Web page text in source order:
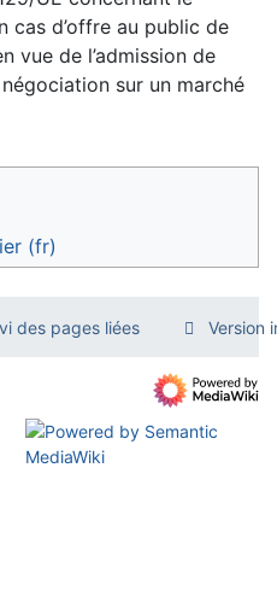
cas d’offre au public de
vue de l’admission de
sur un marché
(fr)
des pages liées Version